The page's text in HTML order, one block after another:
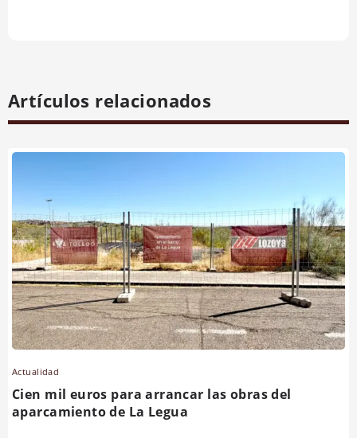
Artículos relacionados
Actualidad
Cien mil euros para arrancar las obras del
aparcamiento de La Legua